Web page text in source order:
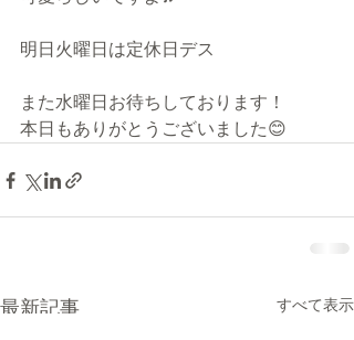
明日火曜日は定休日デス
また水曜日お待ちしております！
本日もありがとうございました😊
最新記事 すべて表示